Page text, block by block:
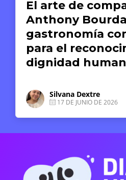
El arte de
Anthony
gastronomía
para el
dignidad
Silvana Dextre
17 DE JUNIO DE 2026